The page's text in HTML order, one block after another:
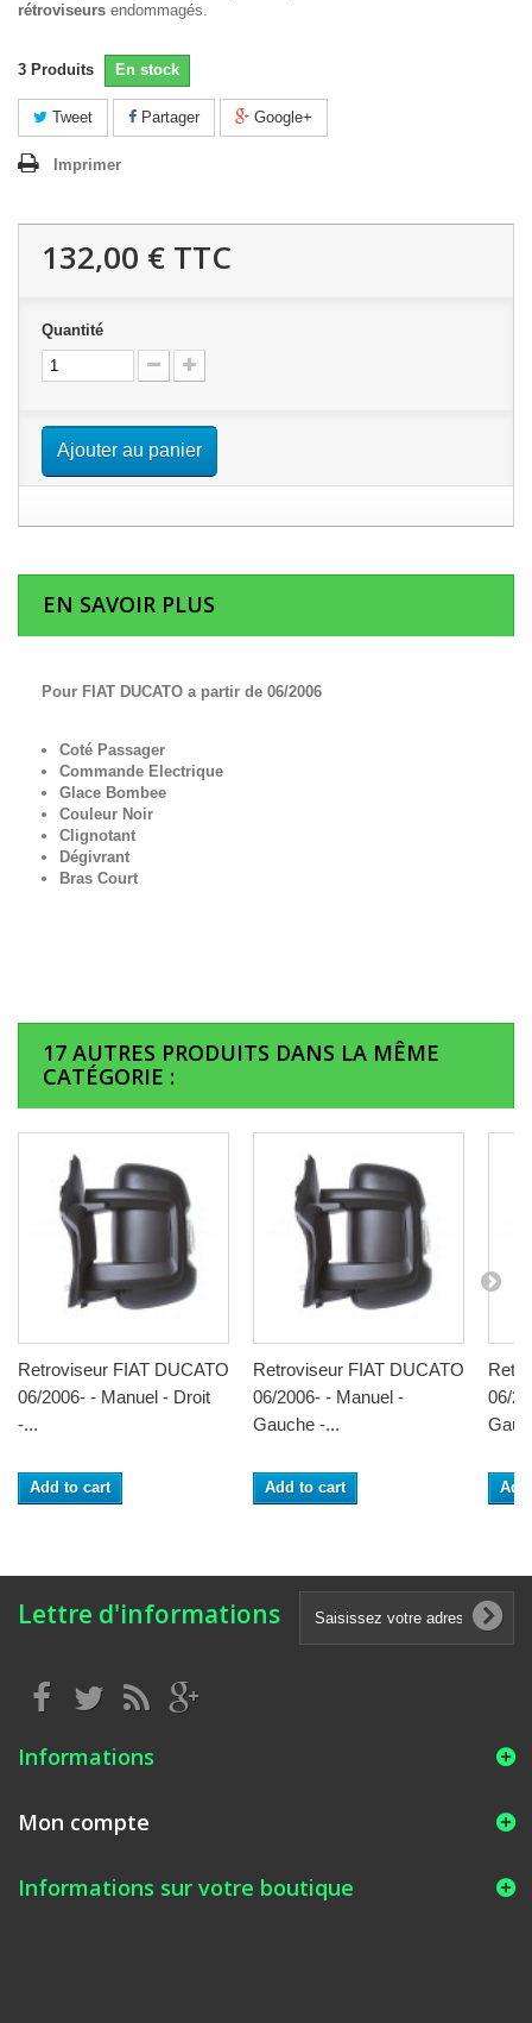
rétroviseurs endommagés.
3 Produits En stock
Tweet Partager Google+
Imprimer
132,00 € TTC
Quantité
Ajouter au panier
EN SAVOIR PLUS
Pour FIAT DUCATO a partir de 06/2006
Coté Passager
Commande Electrique
Glace Bombee
Couleur Noir
Clignotant
Dégivrant
Bras Court
17 AUTRES PRODUITS DANS LA MÊME
CATÉGORIE :
Retroviseur FIAT DUCATO
06/2006- - Manuel - Droit
-...
Add to cart
Retroviseur FIAT DUCATO
06/2006- - Manuel -
Gauche -...
Add to cart
06/
Lettre d'informations
Informations
Mon compte
Informations sur votre boutique